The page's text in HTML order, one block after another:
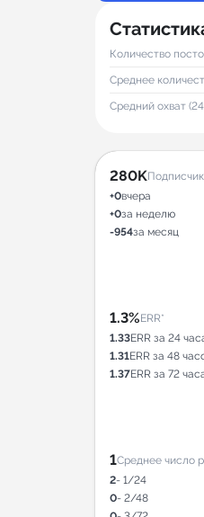
Количество
Среднее
Средний охват
280K
+0вчера
+0за неделю
-954за месяц
1.3%ERR*
1.33ERR за 24
1.31ERR за 48
1.37ERR за 72
1Среднее число
2- 1/24
0- 2/48